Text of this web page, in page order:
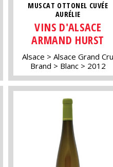
MUSCAT OTTONEL CUVÉE
AURÉLIE
VINS D'ALSACE
ARMAND HURST
Alsace
Alsace Grand Cru
Brand
Blanc 2012